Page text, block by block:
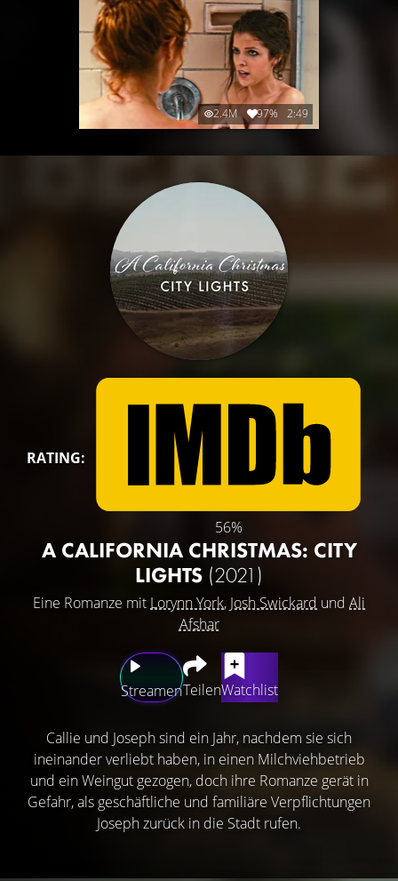
2.4M 97% 2:49
RATING:
56%
A CALIFORNIA CHRISTMAS: CITY
LIGHTS (2021)
Eine Romanze mit Lorynn York, Josh Swickard und Ali
Afshar
StreamenTeilenWatchlist
Callie und Joseph sind ein Jahr, nachdem sie sich
ineinander verliebt haben, in einen Milchviehbetrieb
und ein Weingut gezogen, doch ihre Romanze gerät in
Gefahr, als geschäftliche und familiäre Verpflichtungen
Joseph zurück in die Stadt rufen.